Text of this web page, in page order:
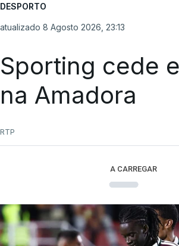
DESPORTO
atualizado 8 Agosto 2026, 23:13
Sporting cede
na Amadora
RTP
A CARREGAR